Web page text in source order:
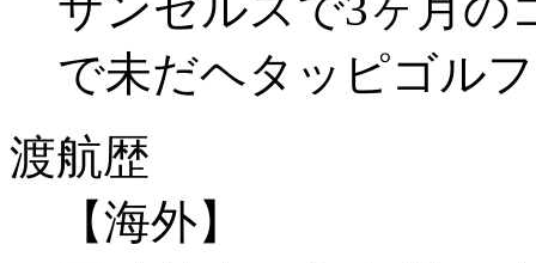
で未だヘタッピゴル
渡航歴
【海外】